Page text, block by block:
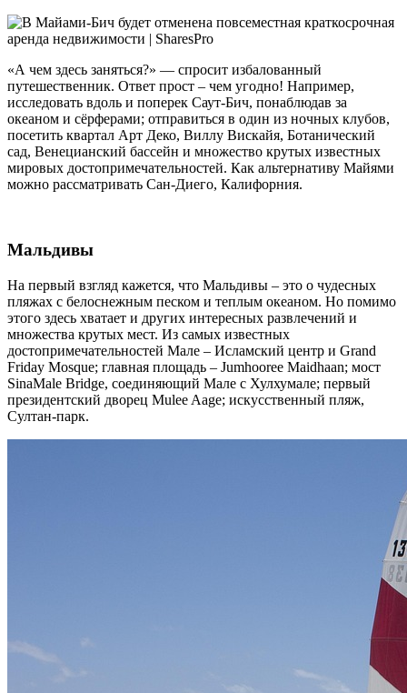
«А чем здесь заняться?» — спросит избалованный
путешественник. Ответ прост – чем угодно! Например,
исследовать вдоль и поперек Саут-Бич, понаблюдав за
океаном и сёрферами; отправиться в один из ночных клубов,
посетить квартал Арт Деко, Виллу Вискайя, Ботанический
сад, Венецианский бассейн и множество крутых известных
мировых достопримечательностей. Как альтернативу Майями
можно рассматривать Сан-Диего, Калифорния.
Мальдивы
На первый взгляд кажется, что Мальдивы – это о чудесных
пляжах с белоснежным песком и теплым океаном. Но помимо
этого здесь хватает и других интересных развлечений и
множества крутых мест. Из самых известных
достопримечательностей Мале – Исламский центр и Grand
Friday Mosque; главная площадь – Jumhooree Maidhaan; мост
SinaMale Bridge, соединяющий Мале с Хулхумале; первый
президентский дворец Mulee Aage; искусственный пляж,
Султан-парк.